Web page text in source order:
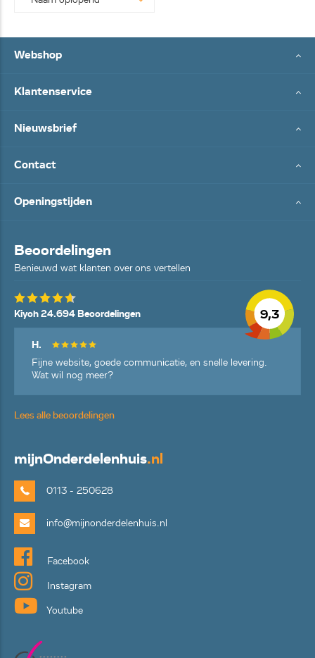
Webshop
Klantenservice
Nieuwsbrief
Contact
Openingstijden
Beoordelingen
Benieuwd wat klanten over ons vertellen
9,3
Kiyoh 24.694 Beoordelingen
H.
Fijne website, goede communicatie, en snelle levering.
Wat wil nog meer?
Lees alle beoordelingen
mijnOnderdelenhuis.nl
0113 - 250628
info@mijnonderdelenhuis.nl
Facebook
Instagram
Youtube